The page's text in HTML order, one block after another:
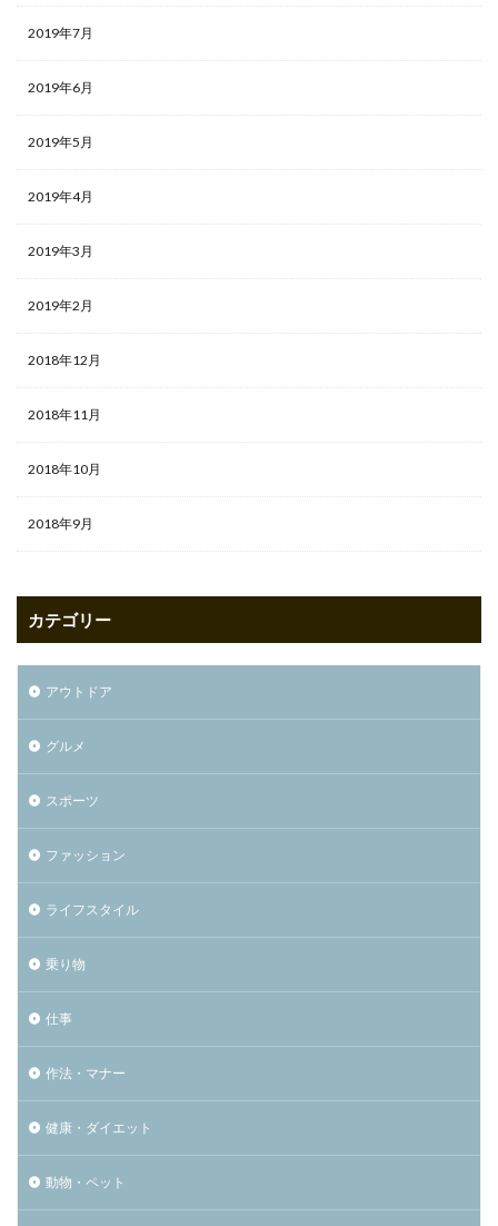
2019年7月
2019年6月
2019年5月
2019年4月
2019年3月
2019年2月
2018年12月
2018年11月
2018年10月
2018年9月
カテゴリー
アウトドア
グルメ
スポーツ
ファッション
ライフスタイル
乗り物
仕事
作法・マナー
健康・ダイエット
動物・ペット